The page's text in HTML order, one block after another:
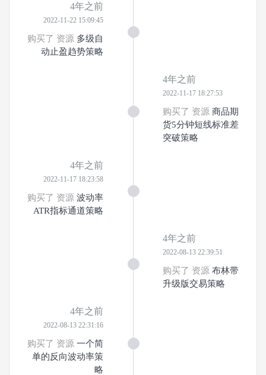
4年之前
2022-11-22 15:09:45
购买了 资源 多级自
动止盈趋势策略
4年之前
2022-11-17 18:27:53
购买了 资源 商品期
货5分钟短线标准差
突破策略
4年之前
2022-11-17 18:23:58
购买了 资源 波动率
ATR指标通道策略
4年之前
2022-08-13 22:39:51
购买了 资源 布林带
升级版交易策略
4年之前
2022-08-13 22:31:16
购买了 资源 一个简
单的反向波动率策
略